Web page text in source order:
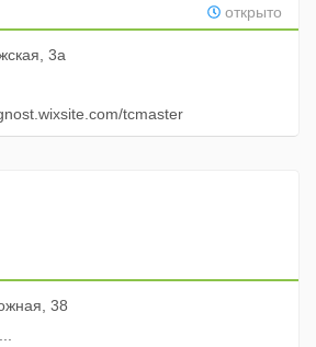
открыто
3а
tcmaster
38